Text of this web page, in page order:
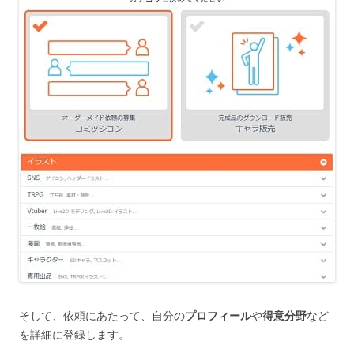
そして、依頼にあたって、自分のプロフィールや得意分野など
を詳細に登録します。